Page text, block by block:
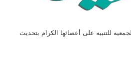
للتنبيه على أعضائها الكرام بتحديث